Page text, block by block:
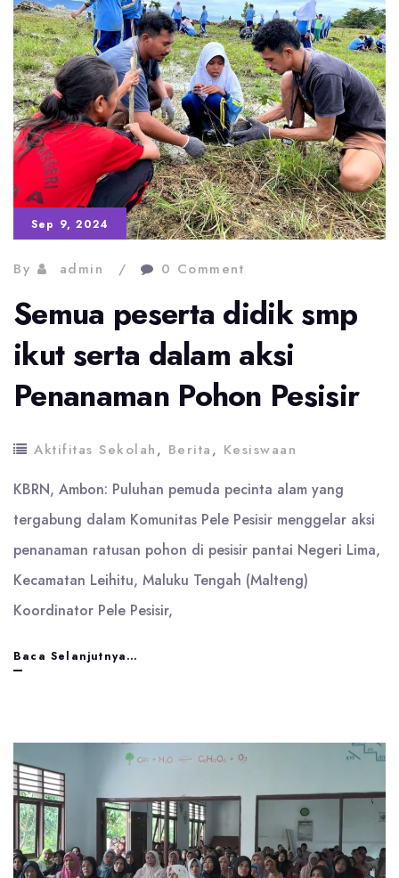
Sep 9, 2024
By admin 0 Comment
Semua peserta didik smp
ikut serta dalam aksi
Penanaman Pohon Pesisir
Aktifitas Sekolah, Berita, Kesiswaan
KBRN, Ambon: Puluhan pemuda pecinta alam yang
tergabung dalam Komunitas Pele Pesisir menggelar aksi
penanaman ratusan pohon di pesisir pantai Negeri Lima,
Kecamatan Leihitu, Maluku Tengah (Malteng)
Koordinator Pele Pesisir,
Baca Selanjutnya…
smp
serta
dalam
aksi